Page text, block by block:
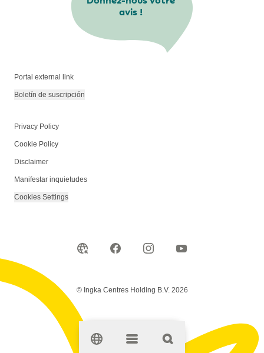
avis !
Portal external link
Boletín de suscripción
Privacy Policy
Cookie Policy
Disclaimer
Manifestar inquietudes
Cookies Settings
© Ingka Centres Holding B.V. 2026